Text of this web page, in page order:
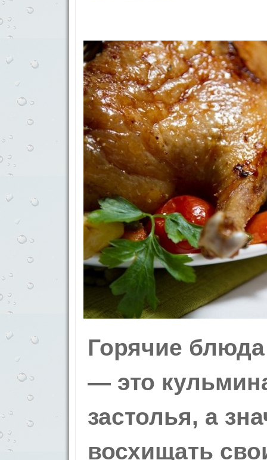
Горячие
— это
застолья, а
восхищать